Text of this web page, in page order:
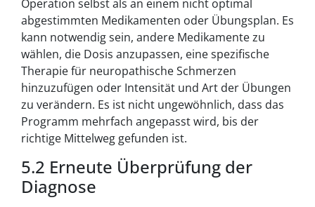
Operation selbst als an einem nicht optimal
abgestimmten Medikamenten oder Übungsplan. Es
kann notwendig sein, andere Medikamente zu
wählen, die Dosis anzupassen, eine spezifische
Therapie für neuropathische Schmerzen
hinzuzufügen oder Intensität und Art der Übungen
zu verändern. Es ist nicht ungewöhnlich, dass das
Programm mehrfach angepasst wird, bis der
richtige Mittelweg gefunden ist.
5.2 Erneute Überprüfung der
Diagnose